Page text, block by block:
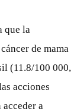
que la
de mama
(11.8/100 000,
acciones
a